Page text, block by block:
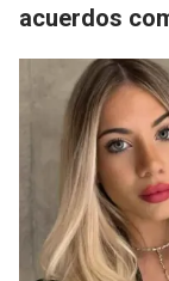
acuerdos